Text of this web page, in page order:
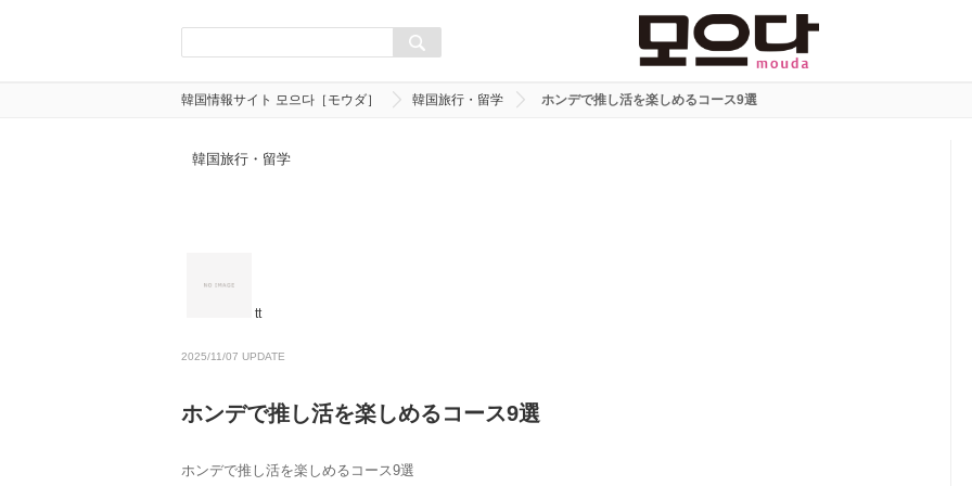
韓国情報サイト 모으다［モウダ］ 韓国旅行・留学 ホンデで推し活を楽しめるコース9選
韓国旅行・留学
tt
2025/11/07 UPDATE
ホンデで推し活を楽しめるコース9選
ホンデで推し活を楽しめるコース9選